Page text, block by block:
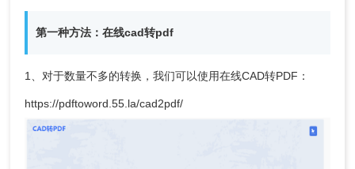
第一种方法：在线cad转pdf
1、对于数量不多的转换，我们可以使用在线CAD转PDF：
https://pdftoword.55.la/cad2pdf/